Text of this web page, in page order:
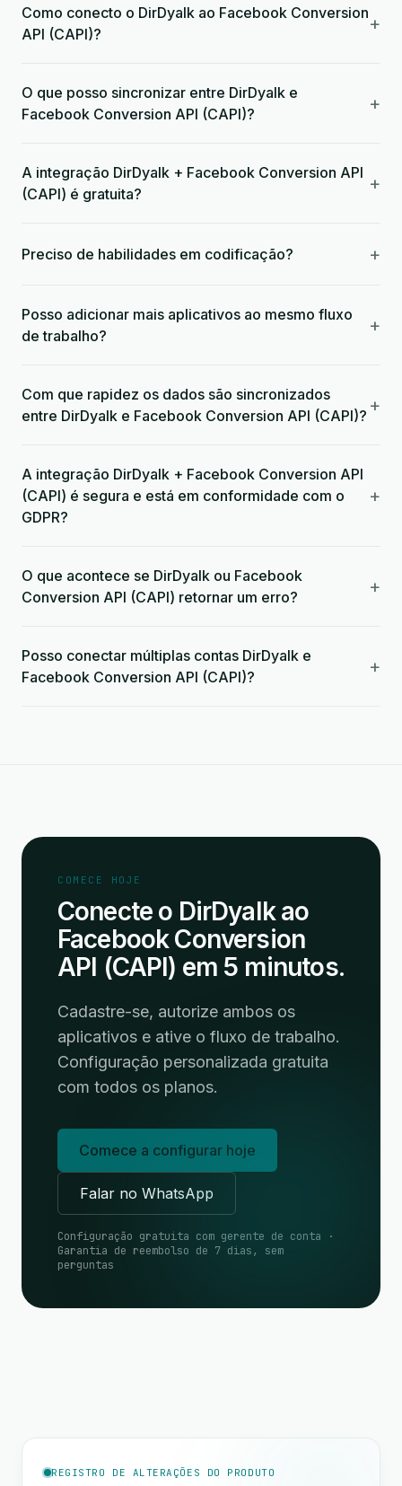
Como conecto o DirDyalk ao Facebook Conversion
API (CAPI)?
+
O que posso sincronizar entre DirDyalk e
Facebook Conversion API (CAPI)?
+
A integração DirDyalk + Facebook Conversion API
(CAPI) é gratuita?
+
Preciso de habilidades em codificação? +
Posso adicionar mais aplicativos ao mesmo fluxo
de trabalho?
+
Com que rapidez os dados são sincronizados
entre DirDyalk e Facebook Conversion API (CAPI)? +
A integração DirDyalk + Facebook Conversion API
(CAPI) é segura e está em conformidade com o
GDPR?
+
O que acontece se DirDyalk ou Facebook
Conversion API (CAPI) retornar um erro?
+
Posso conectar múltiplas contas DirDyalk e
Facebook Conversion API (CAPI)?
+
COMECE HOJE
Conecte o DirDyalk ao
Facebook Conversion
API (CAPI) em 5 minutos.
Cadastre-se, autorize ambos os
aplicativos e ative o fluxo de trabalho.
Configuração personalizada gratuita
com todos os planos.
Comece a configurar hoje
Falar no WhatsApp
Configuração gratuita com gerente de conta ·
Garantia de reembolso de 7 dias, sem
perguntas
REGISTRO DE ALTERAÇÕES DO PRODUTO